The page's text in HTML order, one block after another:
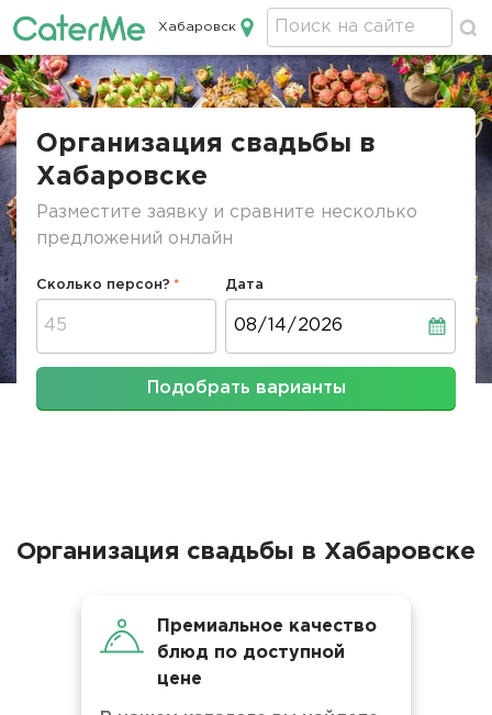
Кейтеринг в Хабаровске
Хабаровск
Строка
Организация свадьбы в
Хабаровске
Разместите заявку и сравните несколько
предложений онлайн
Сколько персон? Дата
Подобрать варианты
Организация свадьбы в Хабаровске
Премиальное качество
блюд по доступной
цене